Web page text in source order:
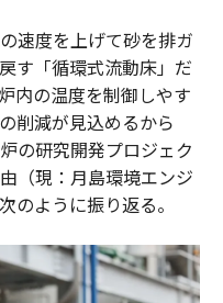
速度を上げて砂を排ガ
す「循環式流動床」だ
内の温度を制御しやす
削減が見込めるから
の研究開発プロジェク
（現：月島環境エンジ
のように振り返る。